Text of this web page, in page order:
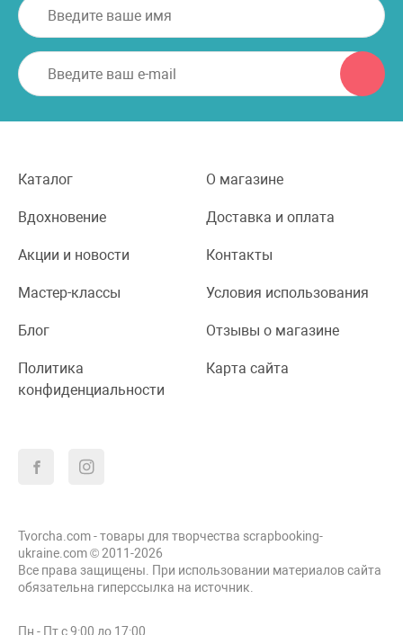
Каталог О магазине
Вдохновение Доставка и оплата
Акции и новости Контакты
Мастер-классы Условия использования
Блог Отзывы о магазине
Политика
конфиденциальности
Карта сайта
Tvorcha.com - товары для творчества scrapbooking-
ukraine.com © 2011-2026
Все права защищены. При использовании материалов сайта
обязательна гиперссылка на источник.
Пн - Пт с 9:00 до 17:00